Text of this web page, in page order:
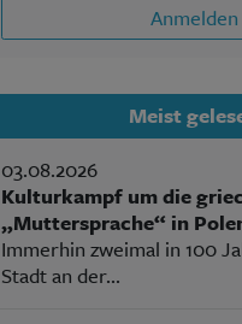
Anmelden
Meist
03.08.2026
Kulturkampf um die
„Muttersprache“ in
Immerhin zweimal in 100
Stadt an der...